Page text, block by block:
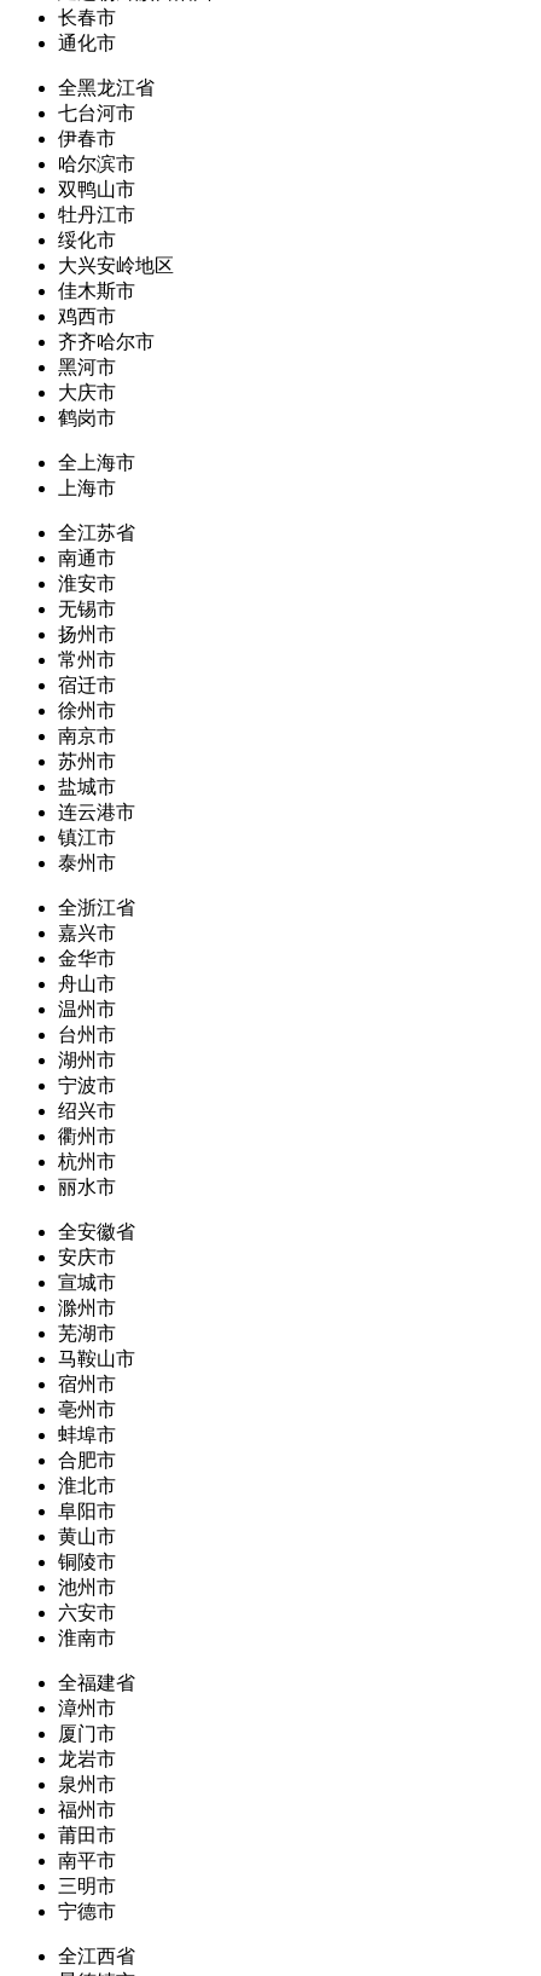
长春市
通化市
全黑龙江省
七台河市
伊春市
哈尔滨市
双鸭山市
牡丹江市
绥化市
大兴安岭地区
佳木斯市
鸡西市
齐齐哈尔市
黑河市
大庆市
鹤岗市
全上海市
上海市
全江苏省
南通市
淮安市
无锡市
扬州市
常州市
宿迁市
徐州市
南京市
苏州市
盐城市
连云港市
镇江市
泰州市
全浙江省
嘉兴市
金华市
舟山市
温州市
台州市
湖州市
宁波市
绍兴市
衢州市
杭州市
丽水市
全安徽省
安庆市
宣城市
滁州市
芜湖市
马鞍山市
宿州市
亳州市
蚌埠市
合肥市
淮北市
阜阳市
黄山市
铜陵市
池州市
六安市
淮南市
全福建省
漳州市
厦门市
龙岩市
泉州市
福州市
莆田市
南平市
三明市
宁德市
全江西省